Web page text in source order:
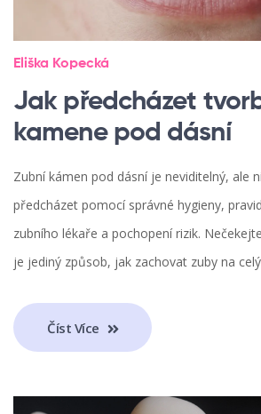
Eliška Kopecká
Jak předcházet
kamene pod dásní
Zubní kámen pod dásní je neviditelný, ale
předcházet pomocí správné hygieny,
zubního lékaře a pochopení rizik.
je jediný způsob, jak zachovat zuby na
Číst Více